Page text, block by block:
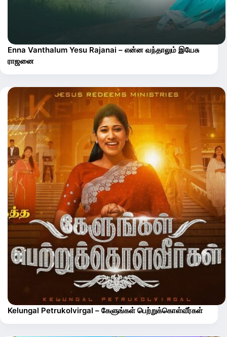
Enna Vanthalum Yesu Rajanai – என்ன வந்தாலும் இயேசு
ராஜனை
Kelungal Petrukolvirgal – கேளுங்கள் பெற்றுக்கொள்வீர்கள்